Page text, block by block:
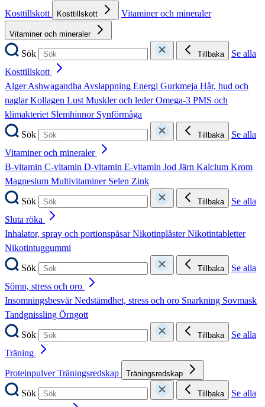
Kosttillskott
Kosttillskott Vitaminer och mineraler
Vitaminer och mineraler
Sök Tillbaka
Se alla
Kosttillskott
AlgerAshwagandhaAvslappning Energi Gurkmeja Hår, hud och
naglarKollagen LustMuskler och lederOmega-3 PMS och
klimakteriet Slemhinnor Synförmåga
Sök
Tillbaka
Se alla
Vitaminer och mineraler
B-vitamin C-vitamin D-vitamin E-vitamin Jod Järn Kalcium Krom
Magnesium Multivitaminer Selen Zink
Sök
Tillbaka
Se alla
Sluta röka
Inhalator, spray och portionspåsarNikotinplåsterNikotintabletter
Nikotintuggummi
Sök
Tillbaka
Se alla
Sömn, stress och oro
InsomningsbesvärNedstämdhet, stress och oro Snarkning Sovmask
Tandgnissling Örngott
Sök
Tillbaka
Se alla
Träning
ProteinpulverTräningsredskap Träningsredskap
Sök Tillbaka
Se alla